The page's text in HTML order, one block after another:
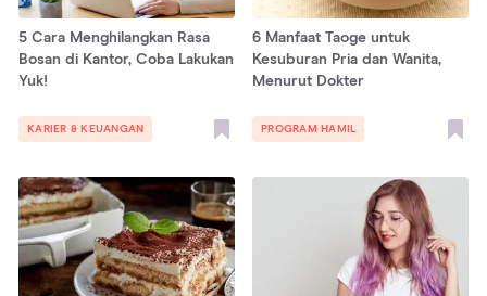
5 Cara Menghilangkan Rasa
Bosan di Kantor, Coba Lakukan
Yuk!
KARIER & KEUANGAN
6 Manfaat Taoge untuk
Kesuburan Pria dan Wanita,
Menurut Dokter
PROGRAM HAMIL